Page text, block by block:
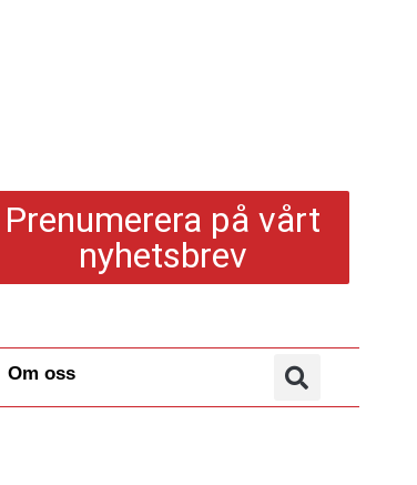
Prenumerera på vårt
nyhetsbrev
Om oss